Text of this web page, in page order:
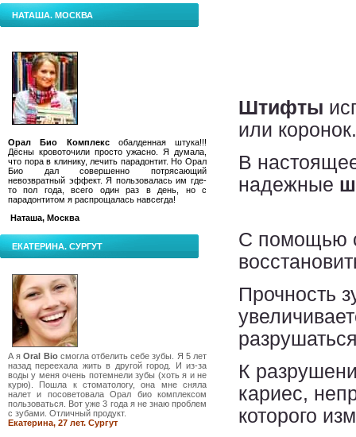
НАТАША. МОСКВА
Орал Био Комплексобалденная штука!!!
Дёсны кровоточили просто ужасно. Я думала,
что пора в клинику, лечить парадонтит. Но Орал
Био дал совершенно потрясающий
невозвратный эффект. Я пользовалась им где-
то пол года, всего один раз в день, но с
парадонтитом я распрощалась навсегда!
Наташа, Москва
ЕКАТЕРИНА. СУРГУТ
А я Oral Bio смогла отбелить себе зубы. Я 5 лет
назад переехала жить в другой город. И из-за
воды у меня очень потемнели зубы (хоть я и не
курю). Пошла к стоматологу, она мне сняла
налет и посоветовала Орал био комплексом
пользоваться. Вот уже 3 года я не знаю проблем
с зубами. Отличный продукт.
Екатерина, 27 лет. Сургут
Штифты
или коронок.
В
надежные
С помощью
Прочность
К
кариес,
которого